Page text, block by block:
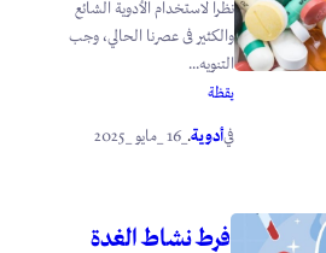
نظرا لاستخدام الأدوية الشائع
والكثير فى عصرنا الحالي، وجب
التنويه...
يقظة
فيأدوية.
فرط نشاط الغدة